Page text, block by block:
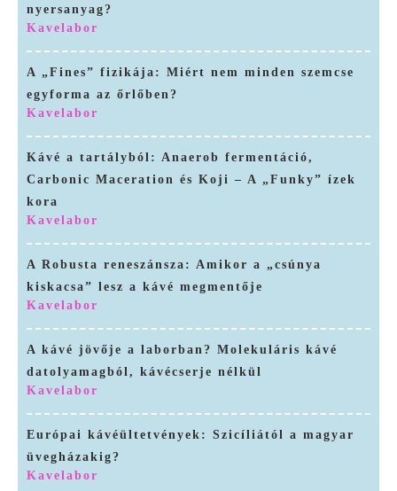
nyersanyag?
Kavelabor
A „Fines” fizikája: Miért nem minden szemcse
egyforma az őrlőben?
Kavelabor
Kávé a tartályból: Anaerob fermentáció,
Carbonic Maceration és Koji – A „Funky” ízek
kora
Kavelabor
A Robusta reneszánsza: Amikor a „csúnya
kiskacsa” lesz a kávé megmentője
Kavelabor
A kávé jövője a laborban? Molekuláris kávé
datolyamagból, kávécserje nélkül
Kavelabor
Európai kávéültetvények: Szicíliától a magyar
üvegházakig?
Kavelabor